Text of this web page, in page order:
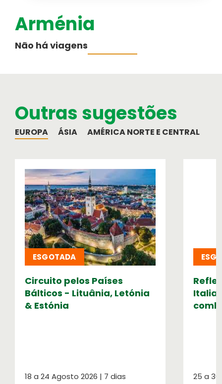
Australásia
Cruzeiros
Meteorologia
Consulte o tempo no seu destino
Equipa
Como funcionamos
Números OASIS
Indicadores do nosso sucesso
PESQUISAR VIAGENS
Arménia
Não há viagens
Outras sugestões
EUROPA ÁSIA AMÉRICA NORTE E CENTRAL
ESGOTADA
Circuito pelos Países
Bálticos - Lituânia, Letónia
& Estónia
18 a 24 Agosto 2026 | 7 dias 25 a